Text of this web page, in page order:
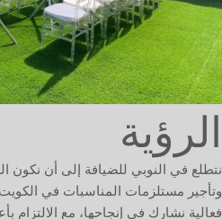
الرؤية
نتطلع في النوبي للضيافة إلى أن نكون
وتأجير مستلزمات المناسبات في
فعالية نشارك في إنجاحها، مع الالتزام